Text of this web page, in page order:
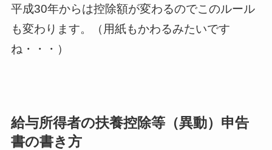
平成30年からは控除額が変わるのでこのルール
も変わります。（用紙もかわるみたいです
ね・・・）
給与所得者の扶養控除等（異動）申告
書の書き方